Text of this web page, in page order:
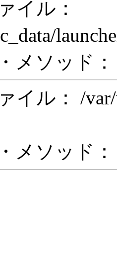
イル：
メソッド：
イル： /
メソッド：